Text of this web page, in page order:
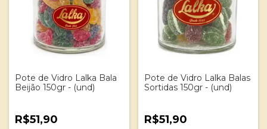
Pote de Vidro Lalka Bala
Beijão 150gr - (und)
R$51,90
Pote de Vidro Lalka Balas
Sortidas 150gr - (und)
R$51,90